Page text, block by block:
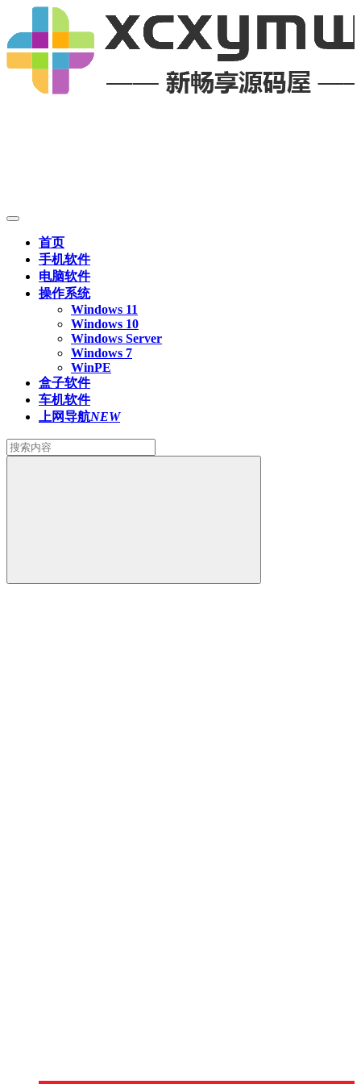
首页
手机软件
电脑软件
操作系统
Windows 11
Windows 10
Windows Server
Windows 7
WinPE
盒子软件
车机软件
上网导航NEW